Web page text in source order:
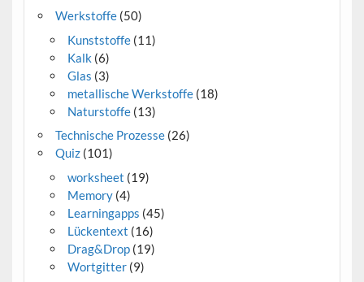
Werkstoffe(50)
Kunststoffe(11)
Kalk (6)
Glas (3)
metallische Werkstoffe(18)
Naturstoffe(13)
Technische Prozesse(26)
Quiz(101)
worksheet (19)
Memory(4)
Learningapps (45)
Lückentext (16)
Drag&Drop(19)
Wortgitter(9)